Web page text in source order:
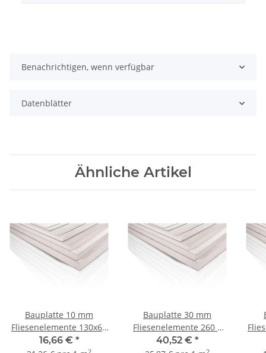
Benachrichtigen, wenn verfügbar
Datenblätter
Ähnliche Artikel
Bauplatte 10 mm
Fliesenelemente 130x60
cm
16,66 € *
Bauplatte 30 mm
Fliesenelemente 260 x
60 cm
40,52 € *